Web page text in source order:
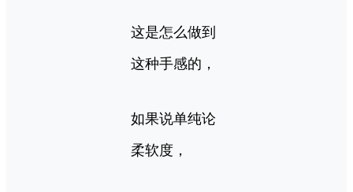
这是怎么做到
这种手感的，
如果说单纯论
柔软度，